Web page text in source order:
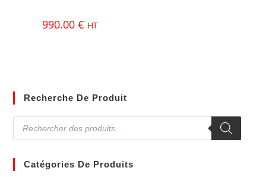
990.00€ HT
Recherche De Produit
Catégories De Produits